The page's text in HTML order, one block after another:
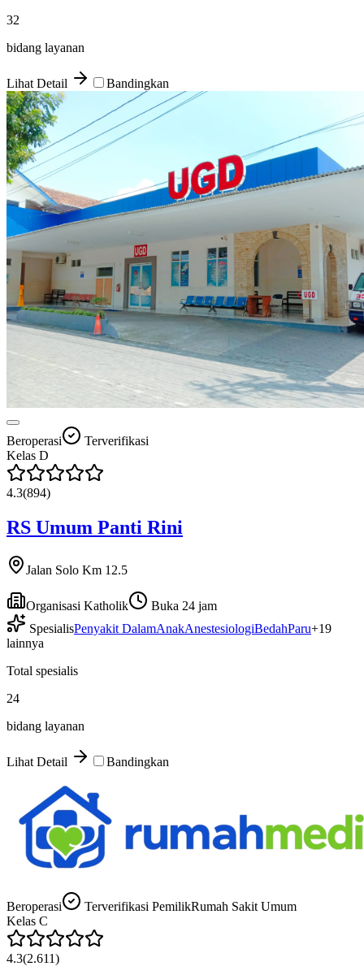
32
bidang layanan
Lihat Detail Bandingkan
Beroperasi
Terverifikasi
Kelas D
4.3(894)
RS Umum Panti Rini
Jalan Solo Km 12.5
Organisasi Katholik
Buka 24 jam
SpesialisPenyakit DalamAnakAnestesiologiBedahParu+19
lainnya
Total spesialis
24
bidang layanan
Lihat Detail Bandingkan
Beroperasi Terverifikasi PemilikRumah Sakit Umum
Kelas C
4.3(2.611)